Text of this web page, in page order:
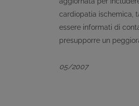
cardiopatia ischemica,
essere informati di
presupporre un
05/2007